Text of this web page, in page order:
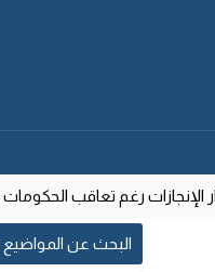
رغم تعاقب الحكومات
البحث عن المواضيع